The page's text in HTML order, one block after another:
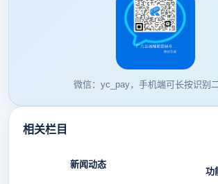
微信：yc_pay，手机端可长按识别
相关栏目
新闻动态
功